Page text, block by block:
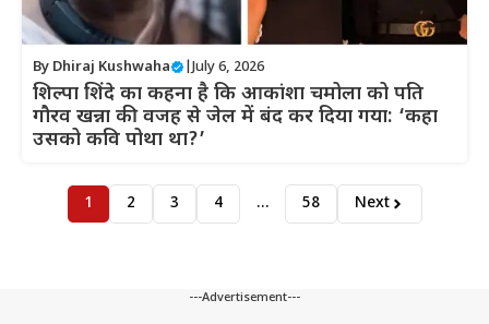
By Dhiraj Kushwaha July 6, 2026
शिल्पा शिंदे का कहना है कि आकांशा चमोला को पति
गौरव खन्ना की वजह से जेल में बंद कर दिया गया: ‘कहा
उसको कवि पोथा था?’
1 2 3 4 … 58 Next
---Advertisement---